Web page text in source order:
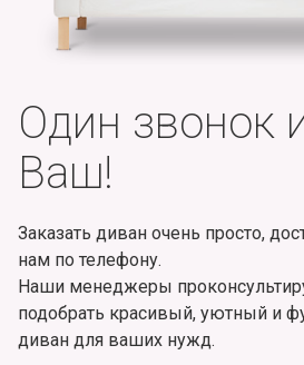
Один звонок
Ваш!
Заказать диван очень просто,
нам по телефону.
Наши менеджеры
подобрать красивый, уютный и
диван для ваших нужд.